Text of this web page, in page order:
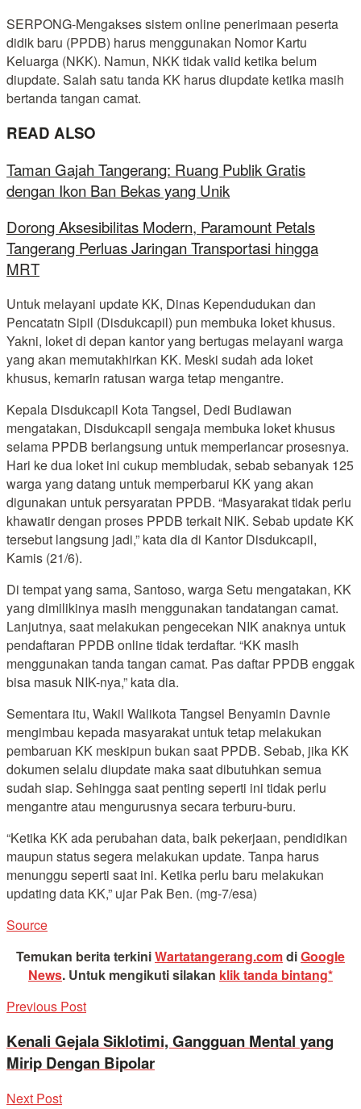
SERPONG-Mengakses sistem online penerimaan peserta
didik baru (PPDB) harus menggunakan Nomor Kartu
Keluarga (NKK). Namun, NKK tidak valid ketika belum
diupdate. Salah satu tanda KK harus diupdate ketika masih
bertanda tangan camat.
READ ALSO
Taman Gajah Tangerang: Ruang Publik Gratis
dengan Ikon Ban Bekas yang Unik
Dorong Aksesibilitas Modern, Paramount Petals
Tangerang Perluas Jaringan Transportasi hingga
MRT
Untuk melayani update KK, Dinas Kependudukan dan
Pencatatn Sipil (Disdukcapil) pun membuka loket khusus.
Yakni, loket di depan kantor yang bertugas melayani warga
yang akan memutakhirkan KK. Meski sudah ada loket
khusus, kemarin ratusan warga tetap mengantre.
Kepala Disdukcapil Kota Tangsel, Dedi Budiawan
mengatakan, Disdukcapil sengaja membuka loket khusus
selama PPDB berlangsung untuk memperlancar prosesnya.
Hari ke dua loket ini cukup membludak, sebab sebanyak 125
warga yang datang untuk memperbarui KK yang akan
digunakan untuk persyaratan PPDB. “Masyarakat tidak perlu
khawatir dengan proses PPDB terkait NIK. Sebab update KK
tersebut langsung jadi,” kata dia di Kantor Disdukcapil,
Kamis (21/6).
Di tempat yang sama, Santoso, warga Setu mengatakan, KK
yang dimilikinya masih menggunakan tandatangan camat.
Lanjutnya, saat melakukan pengecekan NIK anaknya untuk
pendaftaran PPDB online tidak terdaftar. “KK masih
menggunakan tanda tangan camat. Pas daftar PPDB enggak
bisa masuk NIK-nya,” kata dia.
Sementara itu, Wakil Walikota Tangsel Benyamin Davnie
mengimbau kepada masyarakat untuk tetap melakukan
pembaruan KK meskipun bukan saat PPDB. Sebab, jika KK
dokumen selalu diupdate maka saat dibutuhkan semua
sudah siap. Sehingga saat penting seperti ini tidak perlu
mengantre atau mengurusnya secara terburu-buru.
“Ketika KK ada perubahan data, baik pekerjaan, pendidikan
maupun status segera melakukan update. Tanpa harus
menunggu seperti saat ini. Ketika perlu baru melakukan
updating data KK,” ujar Pak Ben. (mg-7/esa)
Source
Temukan berita terkiniWartatangerang.comdiGoogle
News. Untuk mengikuti silakan klik tanda bintang*
Previous Post
Kenali Gejala Siklotimi, Gangguan Mental yang
Mirip Dengan Bipolar
Next Post